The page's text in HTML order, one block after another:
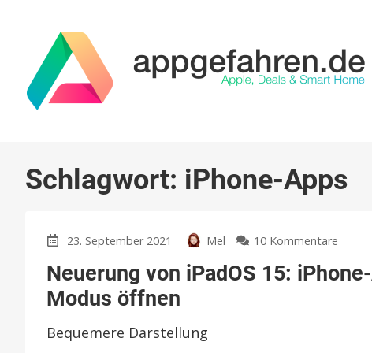
Schlagwort: iPhone-Apps
23. September 2021 Mel 10 Kommentare
von
Neuerung von iPadOS 15:
Modus öffnen
Bequemere Darstellung